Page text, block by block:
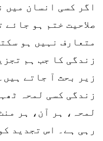
اگر کسی انسان میں
صلاحیت ختم ہو
متعارف نہیں ہو
زندگی کا جب ہم
زیر بحث آ جاتے
زندگی کسی لمحہ
لمحہ، ہر آن، ہر
رہی ہے۔ اس تجدید